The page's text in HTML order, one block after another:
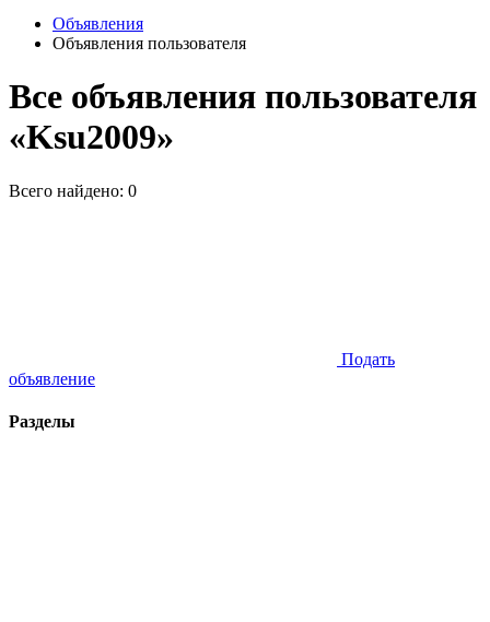
Объявления
Объявления пользователя
Все объявления пользователя
«Ksu2009»
Всего найдено: 0
Подать
объявление
Разделы